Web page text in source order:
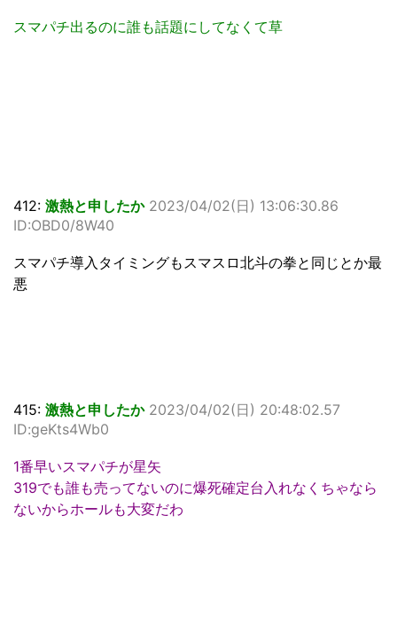
スマパチ出るのに誰も話題にしてなくて草
412: 激熱と申したか 2023/04/02(日) 13:06:30.86
ID:OBD0/8W40
スマパチ導入タイミングもスマスロ北斗の拳と同じとか最
悪
415: 激熱と申したか 2023/04/02(日) 20:48:02.57
ID:geKts4Wb0
1番早いスマパチが星矢
319でも誰も売ってないのに爆死確定台入れなくちゃなら
ないからホールも大変だわ